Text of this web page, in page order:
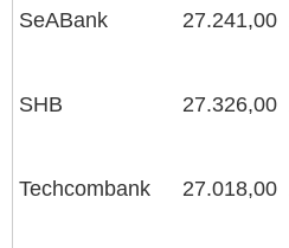
SeABank 27.241,00
SHB 27.326,00
Techcombank 27.018,00